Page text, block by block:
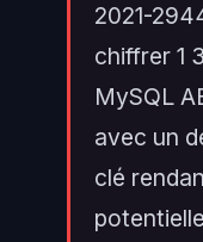
2021-
chiffrer 1
MySQL
avec un
clé